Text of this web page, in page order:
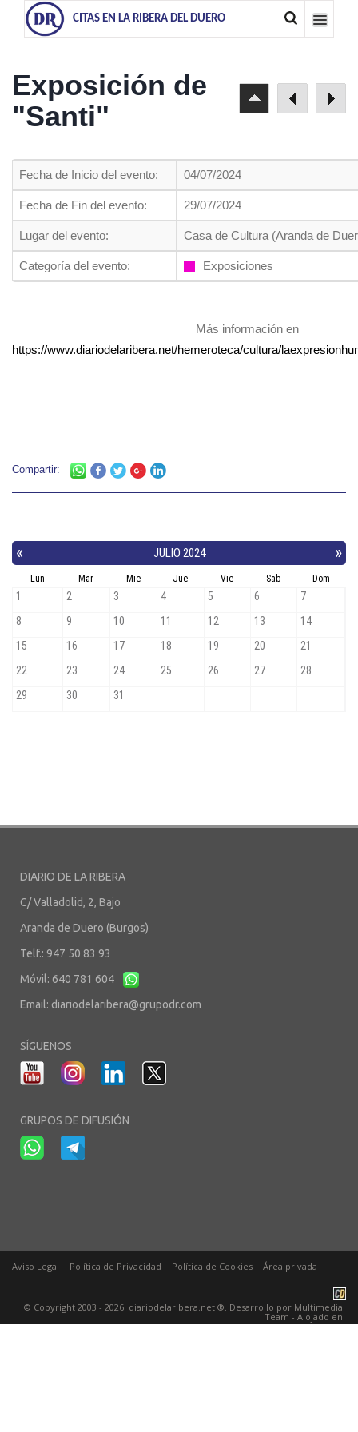
CITAS EN LA RIBERA DEL DUERO
Exposición de
"Santi"
Fecha de Inicio del evento: 04/07/2024
Fecha de Fin del evento: 29/07/2024
Lugar del evento: Casa de Cultura (Aranda de
Categoría del evento: Exposiciones
Más información en
https://www.diariodelaribera.net/hemeroteca/cultura/
Compartir:
DIARIO DE LA RIBERA
C/ Valladolid, 2, Bajo
Aranda de Duero (Burgos)
Telf.: 947 50 83 93
Móvil: 640 781 604
Email: diariodelaribera@grupodr.com
SÍGUENOS
GRUPOS DE DIFUSIÓN
Aviso Legal Política de Privacidad Política de Cookies Área privada
© Copyright 2003 - 2026. diariodelaribera.net ®. Desarrollo por Multimedia
Team - Alojado en